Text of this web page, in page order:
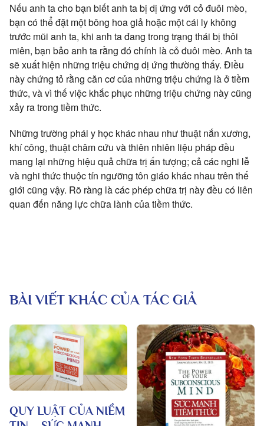
Nếu anh ta cho bạn biết anh ta bị dị ứng với cỏ đuôi mèo,
bạn có thể đặt một bông hoa giả hoặc một cái ly không
trước mũi anh ta, khi anh ta đang trong trạng thái bị thôi
miên, bạn bảo anh ta rằng đó chính là cỏ đuôi mèo. Anh ta
sẽ xuất hiện những triệu chứng dị ứng thường thấy. Điều
này chứng tỏ rằng căn cơ của những triệu chứng là ở tiềm
thức, và vì thế việc khắc phục những triệu chứng này cũng
xảy ra trong tiềm thức.
Những trường phái y học khác nhau như thuật nắn xương,
khí công, thuật châm cứu và thiên nhiên liệu pháp đều
mang lại những hiệu quả chữa trị ấn tượng; cả các nghi lễ
và nghi thức thuộc tín ngưỡng tôn giáo khác nhau trên thế
giới cũng vậy. Rõ ràng là các phép chữa trị này đều có liên
quan đến năng lực chữa lành của tiềm thức.
BÀI VIẾT KHÁC CỦA TÁC GIẢ
QUY LUẬT CỦA NIỀM